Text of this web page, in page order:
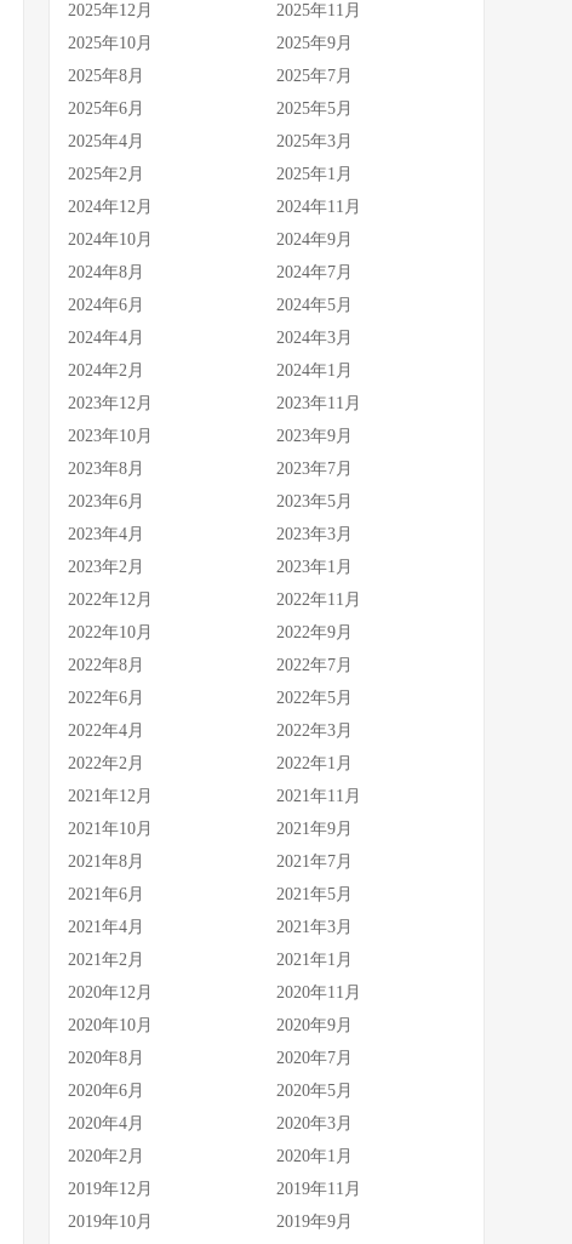
2025年12月
2025年11月
2025年10月
2025年9月
2025年8月
2025年7月
2025年6月
2025年5月
2025年4月
2025年3月
2025年2月
2025年1月
2024年12月
2024年11月
2024年10月
2024年9月
2024年8月
2024年7月
2024年6月
2024年5月
2024年4月
2024年3月
2024年2月
2024年1月
2023年12月
2023年11月
2023年10月
2023年9月
2023年8月
2023年7月
2023年6月
2023年5月
2023年4月
2023年3月
2023年2月
2023年1月
2022年12月
2022年11月
2022年10月
2022年9月
2022年8月
2022年7月
2022年6月
2022年5月
2022年4月
2022年3月
2022年2月
2022年1月
2021年12月
2021年11月
2021年10月
2021年9月
2021年8月
2021年7月
2021年6月
2021年5月
2021年4月
2021年3月
2021年2月
2021年1月
2020年12月
2020年11月
2020年10月
2020年9月
2020年8月
2020年7月
2020年6月
2020年5月
2020年4月
2020年3月
2020年2月
2020年1月
2019年12月
2019年11月
2019年10月
2019年9月